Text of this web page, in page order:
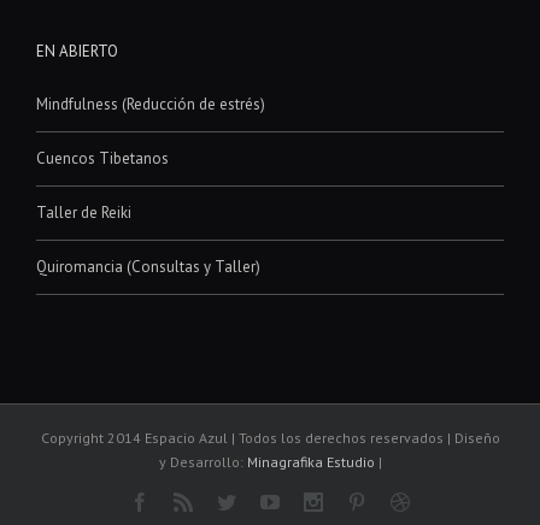
EN ABIERTO
Mindfulness (Reducción de estrés)
Cuencos Tibetanos
Taller de Reiki
Quiromancia (Consultas y Taller)
Copyright 2014 Espacio Azul | Todos los derechos reservados | Diseño
y Desarrollo: Minagrafika Estudio |